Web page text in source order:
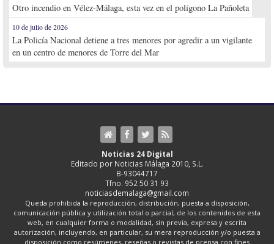
Otro incendio en Vélez-Málaga, esta vez en el polígono La Pañoleta
10 de julio de 2026
La Policía Nacional detiene a tres menores por agredir a un vigilante
en un centro de menores de Torre del Mar
Noticias 24 Digital
Editado por Noticias Málaga 2010, S.L.
B-93044717
Tfno. 952 50 31 93
noticiasdemalaga@gmail.com
Queda prohibida la reproducción, distribución, puesta a disposición,
comunicación pública y utilización total o parcial, de los contenidos de esta
web, en cualquier forma o modalidad, sin previa, expresa y escrita
autorización, incluyendo, en particular, su mera reproducción y/o puesta a
disposición como resúmenes, reseñas o revistas de prensa con fines